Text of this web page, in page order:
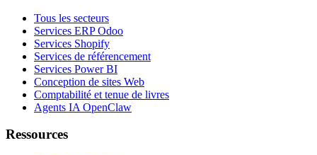
Tous les secteurs
Services ERP Odoo
Services Shopify
Services de référencement
Services Power BI
Conception de sites Web
Comptabilité et tenue de livres
Agents IA OpenClaw
Ressources